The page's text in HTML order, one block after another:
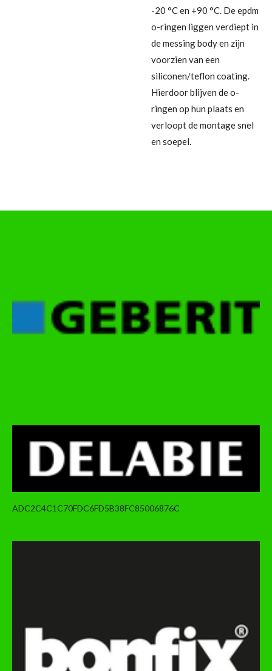
-20 °C en +90 °C. De epdm
o-ringen liggen verdiept in
de messing body en zijn
voorzien van een
siliconen/teflon coating.
Hierdoor blijven de o-
ringen op hun plaats en
verloopt de montage snel
en soepel.
ADC2C4C1C70FDC6FD5B38FC85006876C